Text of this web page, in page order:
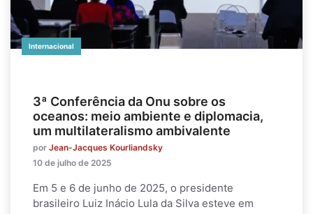
Internacional
3ª Conferência da Onu sobre os
oceanos: meio ambiente e diplomacia,
um multilateralismo ambivalente
por Jean-Jacques Kourliandsky
10 de julho de 2025
Em 5 e 6 de junho de 2025, o presidente
brasileiro Luiz Inácio Lula da Silva esteve em